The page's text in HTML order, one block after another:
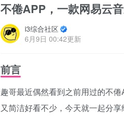
不倦APP，一款网易云
i3综合社区
6月9日 00:42更新
前言
趣哥最近偶然看到之前用过的不
又简洁好看不少，今天就一起分享